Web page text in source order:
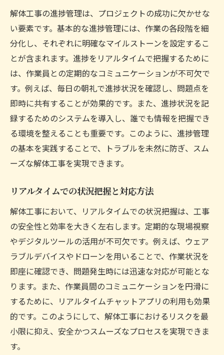
解体工事の進捗管理は、プロジェクトの成功に欠かせな
い要素です。基本的な進捗管理には、作業の各段階を細
分化し、それぞれに明確なマイルストーンを設定するこ
とが含まれます。進捗をリアルタイムで把握するために
は、作業員との定期的なコミュニケーションが不可欠で
す。例えば、毎日の朝礼で進捗状況を確認し、問題点を
即時に共有することが効果的です。また、進捗状況を記
録するためのシステムを導入し、誰でも情報を把握でき
る環境を整えることも重要です。このように、進捗管理
の基本を実践することで、トラブルを未然に防ぎ、スム
ーズな解体工事を実現できます。
リアルタイムでの状況把握と対応方法
解体工事において、リアルタイムでの状況把握は、工事
の安全性と効率を大きく左右します。定期的な現場視察
やデジタルツールの活用が不可欠です。例えば、ウェア
ラブルデバイスやドローンを用いることで、作業状況を
即座に確認でき、問題発生時には迅速な対応が可能とな
ります。また、作業員間のコミュニケーションを円滑に
するために、リアルタイムチャットアプリの利用も効果
的です。このようにして、解体工事におけるリスクを最
小限に抑え、安全かつスムーズなプロセスを実現できま
す。